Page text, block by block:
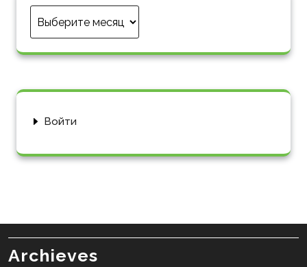
Войти
Archieves